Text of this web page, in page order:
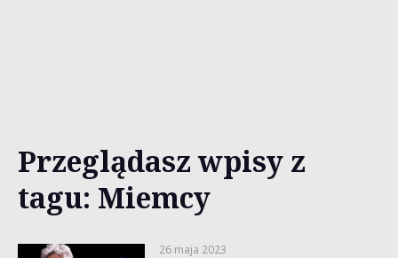
Przeglądasz wpisy z
tagu: Miemcy
26 maja 2023